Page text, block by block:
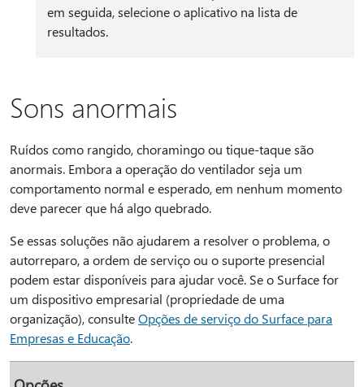
em seguida, selecione o aplicativo na lista de
resultados.
Sons anormais
Ruídos como rangido, choramingo ou tique-taque são
anormais. Embora a operação do ventilador seja um
comportamento normal e esperado, em nenhum momento
deve parecer que há algo quebrado.
Se essas soluções não ajudarem a resolver o problema, o
autorreparo, a ordem de serviço ou o suporte presencial
podem estar disponíveis para ajudar você. Se o Surface for
um dispositivo empresarial (propriedade de uma
organização), consulteOpções de serviço do Surface para
Empresas e Educação.